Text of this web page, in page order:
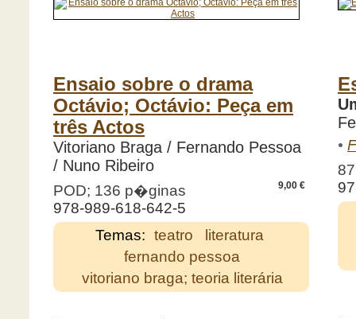
Ensaio sobre o drama
Octávio; Octávio: Peça em
três Actos
Vitoriano Braga / Fernando Pessoa
/ Nuno Ribeiro
9,00 €
POD; 136 p�ginas
978-989-618-642-5
Temas: teatro
literatura
fernando pessoa
vitoriano braga; teoria literária
•